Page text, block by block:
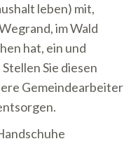
leben) mit,
im Wald
hat, ein und
Sie diesen
Gemeindearbeiter